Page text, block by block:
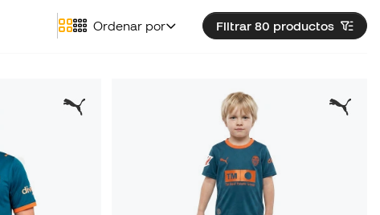
Filtrar 80 productos
Ordenar por